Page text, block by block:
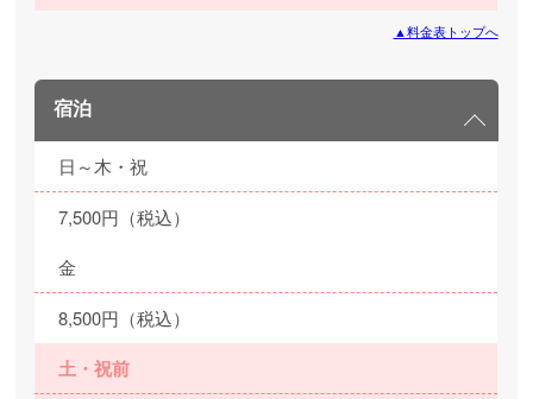
▲料金表トップへ
宿泊
日～木・祝
7,500円（税込）
金
8,500円（税込）
土・祝前